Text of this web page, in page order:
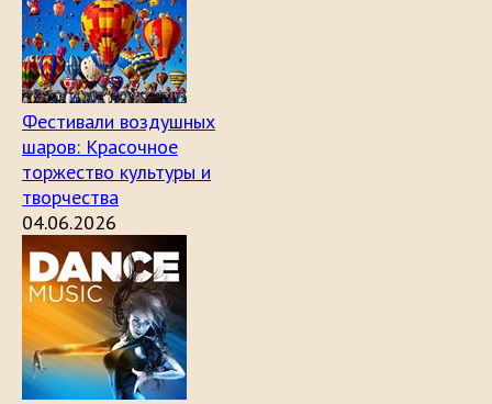
Фестивали воздушных
шаров: Красочное
торжество культуры и
творчества
04.06.2026